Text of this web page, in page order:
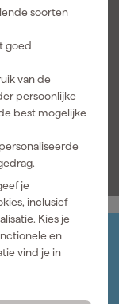
soorten
goed
van de
persoonlijke
best mogelijke
je
inclusief
Kies je
en
vind je in
uitstraling
vesten is dit een
Zwart